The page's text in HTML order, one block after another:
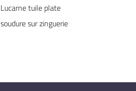
Lucarne tuile plate
soudure sur zinguerie